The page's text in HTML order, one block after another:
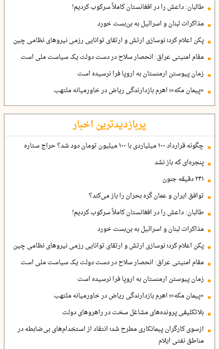
طالبان: داعش را در افغانستان کاملاً سرکوب کردیم!
مذاکرات لبنان و اسرائیل به بن‌بست خورد
پکن اعلام کرد؛ نوسازی ارتش و ارتقای توانایی رزمی نیروهای نظامی چین
مقام امنیتی عراق: انحصار سلاح در دست دولت یک سیاست ملی است
زمان پیوستن ارمنستان به اروپا فرا نرسیده است
«پیمان مکه»؛ اهرم بازدارندگی ریاض در خاورمیانه ملتهب
پربازدیدترین اخبار
چگونه قرارداد ۱۰۰ میلیاردی با ۱۰۰ میلیون تومان دود شد؟ حراج ستاره
پنجره‌ای که باز نشد
۲۴۱ دقیقه جنون
توافق ایران و عمان گره بحران را باز می‌کند؟
طالبان: داعش را در افغانستان کاملاً سرکوب کردیم!
مذاکرات لبنان و اسرائیل به بن‌بست خورد
پکن اعلام کرد؛ نوسازی ارتش و ارتقای توانایی رزمی نیروهای نظامی چین
مقام امنیتی عراق: انحصار سلاح در دست دولت یک سیاست ملی است
زمان پیوستن ارمنستان به اروپا فرا نرسیده است
«پیمان مکه»؛ اهرم بازدارندگی ریاض در خاورمیانه ملتهب
بلاتکلیفی پرونده‌های مشاغل سخت در راهروهای دولت
ازسوی کارگران پیمانکاری مطرح شد؛ انتقاد از استخدام‌های بی‌ضابطه در
مناطق نفتی ایلام